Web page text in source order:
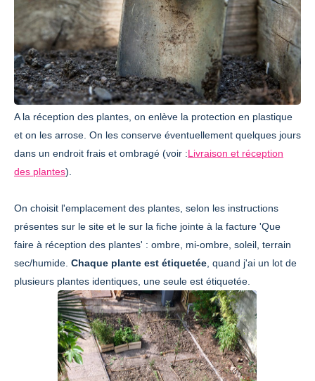
A la réception des plantes, on enlève la protection en plastique
et on les arrose. On les conserve éventuellement quelques jours
dans un endroit frais et ombragé (voir :Livraison et réception
des plantes).
On choisit l'emplacement des plantes, selon les instructions
présentes sur le site et le sur la fiche jointe à la facture 'Que
faire à réception des plantes' : ombre, mi-ombre, soleil, terrain
sec/humide. Chaque plante est étiquetée, quand j'ai un lot de
plusieurs plantes identiques, une seule est étiquetée.